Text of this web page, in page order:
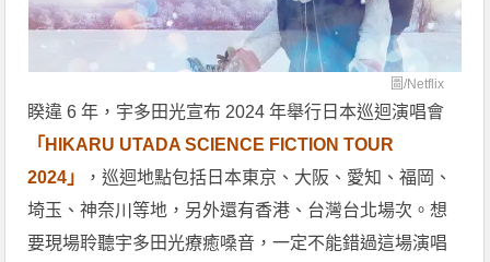
圖/Netflix
睽違 6 年，宇多田光宣布 2024 年舉行日本巡迴演唱會
「HIKARU UTADA SCIENCE FICTION TOUR
2024」
，巡迴地點包括日本東京、大阪、愛知、福岡、
埼玉、神奈川等地，另外還有香港、台灣台北場次。想
要現場聆聽宇多田光療癒嗓音，一定不能錯過這場演唱